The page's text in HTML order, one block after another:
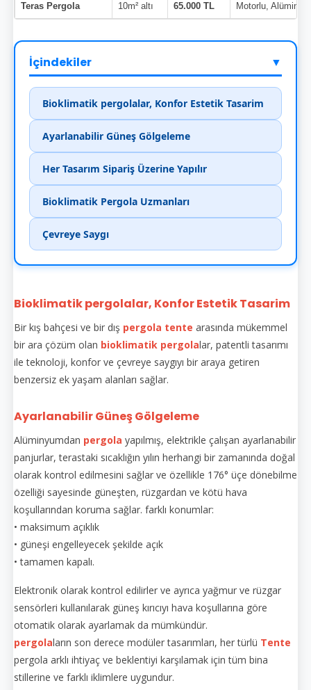
Teras Pergola 10m² altı 65.000 TL Motorlu,
İçindekiler ▼
Bioklimatik pergolalar, Konfor Estetik Tasarim
Ayarlanabilir Güneş Gölgeleme
Her Tasarım Sipariş Üzerine Yapılır
Bioklimatik Pergola Uzmanları
Çevreye Saygı
Bioklimatik pergolalar, Konfor Estetik Tasarim
Bir kış bahçesi ve bir dış pergola tente arasında mükemmel
bir ara çözüm olan bioklimatik pergolalar, patentli tasarımı
ile teknoloji, konfor ve çevreye saygıyı bir araya getiren
benzersiz ek yaşam alanları sağlar.
Ayarlanabilir Güneş Gölgeleme
Alüminyumdan pergola yapılmış, elektrikle çalışan ayarlanabilir
panjurlar, terastaki sıcaklığın yılın herhangi bir zamanında doğal
olarak kontrol edilmesini sağlar ve özellikle 176° üçe dönebilme
özelliği sayesinde güneşten, rüzgardan ve kötü hava
koşullarından koruma sağlar. farklı konumlar:
• maksimum açıklık
• güneşi engelleyecek şekilde açık
• tamamen kapalı.
Elektronik olarak kontrol edilirler ve ayrıca yağmur ve rüzgar
sensörleri kullanılarak güneş kırıcıyı hava koşullarına göre
otomatik olarak ayarlamak da mümkündür.
pergolaların son derece modüler tasarımları, her türlü Tente
pergola arklı ihtiyaç ve beklentiyi karşılamak için tüm bina
stillerine ve farklı iklimlere uygundur.